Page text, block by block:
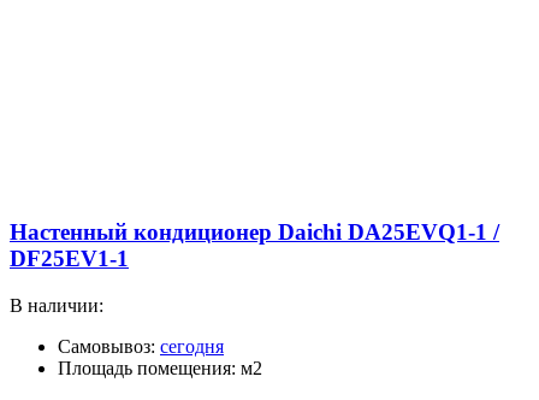
Настенный кондиционер Daichi DA25EVQ1-1 /
DF25EV1-1
В наличии:
Самовывоз: сегодня
Площадь помещения: м2